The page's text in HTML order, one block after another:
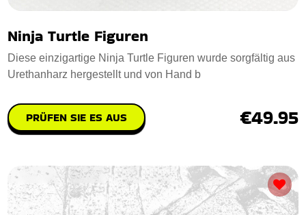
Ninja Turtle Figuren
Diese einzigartige Ninja Turtle Figuren wurde sorgfältig aus
Urethanharz hergestellt und von Hand b
PRÜFEN SIE ES AUS €49.95